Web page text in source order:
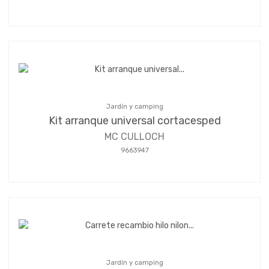
Jardín y camping
Kit arranque universal cortacesped
MC CULLOCH
9663947
Jardín y camping